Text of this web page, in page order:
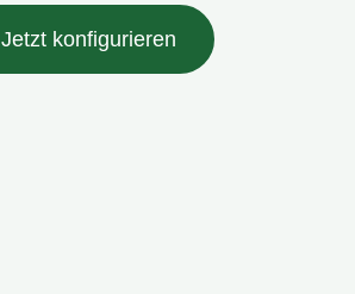
Jetzt konfigurieren